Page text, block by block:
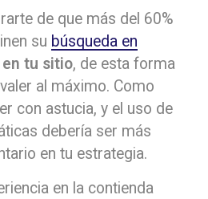
de que más del 60%
su búsqueda en
tu sitio, de esta forma
al máximo. Como
con astucia, y el uso de
debería ser más
en tu estrategia.
en la contienda